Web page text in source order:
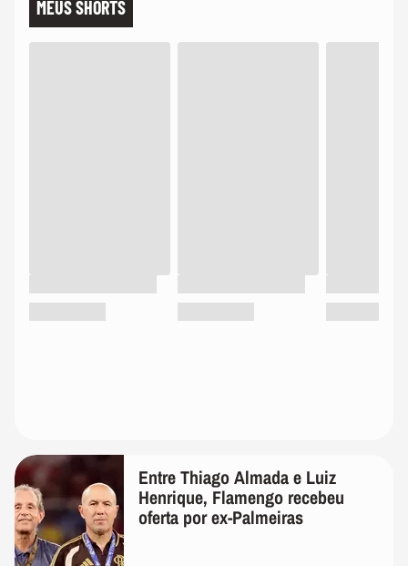
MEUS SHORTS
Entre Thiago Almada e Luiz
Henrique, Flamengo recebeu
oferta por ex-Palmeiras